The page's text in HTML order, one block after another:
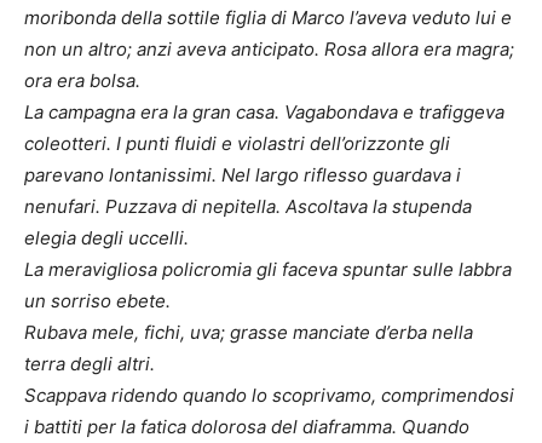
moribonda della sottile figlia di Marco l’aveva veduto lui e
non un altro; anzi aveva anticipato. Rosa allora era magra;
ora era bolsa.
La campagna era la gran casa. Vagabondava e trafiggeva
coleotteri. I punti fluidi e violastri dell’orizzonte gli
parevano lontanissimi. Nel largo riflesso guardava i
nenufari. Puzzava di nepitella. Ascoltava la stupenda
elegia degli uccelli.
La meravigliosa policromia gli faceva spuntar sulle labbra
un sorriso ebete.
Rubava mele, fichi, uva; grasse manciate d’erba nella
terra degli altri.
Scappava ridendo quando lo scoprivamo, comprimendosi
i battiti per la fatica dolorosa del diaframma. Quando